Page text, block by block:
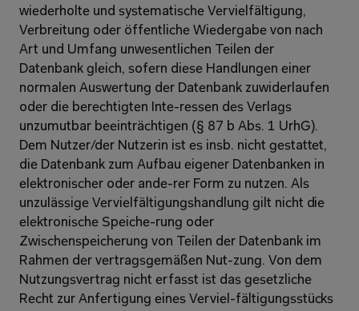
wiederholte und systematische Vervielfältigung,
Verbreitung oder öffentliche Wiedergabe von nach
Art und Umfang unwesentlichen Teilen der
Datenbank gleich, sofern diese Handlungen einer
normalen Auswertung der Datenbank zuwiderlaufen
oder die berechtigten Inte-ressen des Verlags
unzumutbar beeinträchtigen (§ 87 b Abs. 1 UrhG).
Dem Nutzer/der Nutzerin ist es insb. nicht gestattet,
die Datenbank zum Aufbau eigener Datenbanken in
elektronischer oder ande-rer Form zu nutzen. Als
unzulässige Vervielfältigungshandlung gilt nicht die
elektronische Speiche-rung oder
Zwischenspeicherung von Teilen der Datenbank im
Rahmen der vertragsgemäßen Nut-zung. Von dem
Nutzungsvertrag nicht erfasst ist das gesetzliche
Recht zur Anfertigung eines Verviel-fältigungsstücks